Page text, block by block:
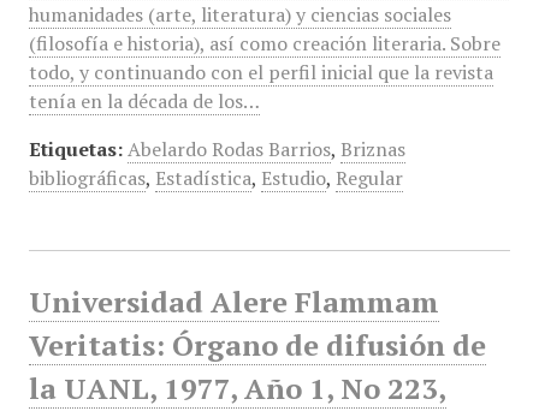
humanidades (arte, literatura) y ciencias sociales
(filosofía e historia), así como creación literaria. Sobre
todo, y continuando con el perfil inicial que la revista
tenía en la década de los…
Etiquetas: Abelardo Rodas Barrios, Briznas
bibliográficas, Estadística, Estudio, Regular
Universidad Alere Flammam
Veritatis: Órgano de difusión de
la UANL, 1977, Año 1, No 223,